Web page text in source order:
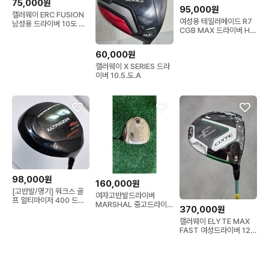
75,000원
캘러웨이 ERC FUSION
남성용 드라이버 10도 샤
60,000원
캘러웨이 X SERIES 드라
이버 10.5.도.A
95,000원
여성용 테일러메이드 R7
CGB MAX 드라이버 HT
98,000원
[고반발/명기] 워크스 골
프 얼티마이저 400 드라
160,000원
여자고반발드라이버
MARSHAL 중고드라이
370,000원
캘러웨이 ELYTE MAX
FAST 여성드라이버 12도